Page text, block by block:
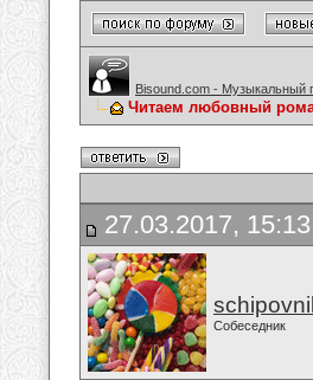
Bisound.com - Музыкальный
Читаем любовный
27.03.2017, 15:13
Собеседник